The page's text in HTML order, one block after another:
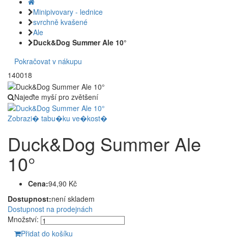
Minipivovary - lednice
svrchně kvašené
Ale
Duck&Dog Summer Ale 10°
Pokračovat v nákupu
140018
Najeďte myší pro zvětšení
Zobrazi� tabu�ku ve�kost�
Duck&Dog Summer Ale
10°
Cena:94,90 Kč
Dostupnost:není skladem
Dostupnost na prodejnách
Množství:
Přidat do košíku